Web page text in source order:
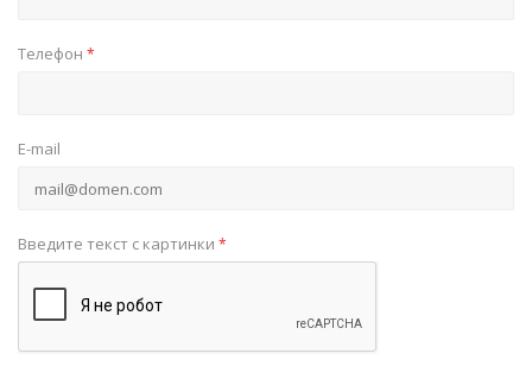
Телефон *
E-mail
Введите текст с картинки *